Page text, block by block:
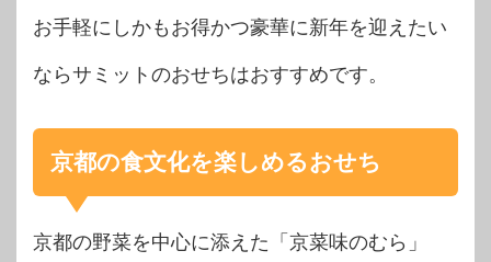
お手軽にしかもお得かつ豪華に新年を迎えたい
ならサミットのおせちはおすすめです。
京都の食文化を楽しめるおせち
京都の野菜を中心に添えた「京菜味のむら」